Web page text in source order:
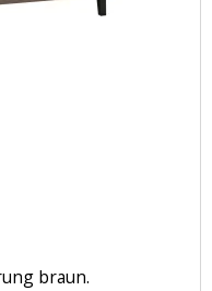
braun.